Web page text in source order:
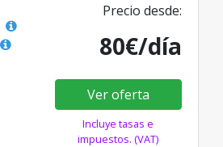
Precio desde:
80€/día
Ver oferta
Incluye tasas e
impuestos. (VAT)